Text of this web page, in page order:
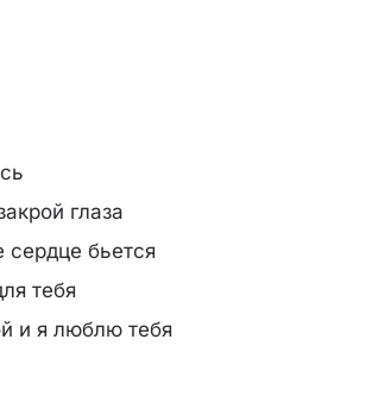
глаза
бьется
тебя
и я люблю тебя